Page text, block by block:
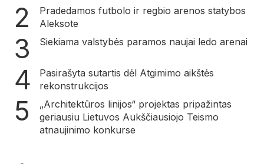
Pradedamos futbolo ir regbio arenos statybos
Aleksote
Siekiama valstybės paramos naujai ledo arenai
Pasirašyta sutartis dėl Atgimimo aikštės
rekonstrukcijos
„Architektūros linijos“ projektas pripažintas
geriausiu Lietuvos Aukščiausiojo Teismo
atnaujinimo konkurse